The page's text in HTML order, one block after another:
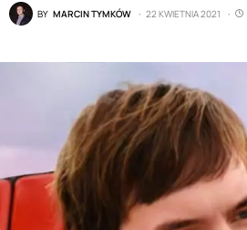
BY MARCIN TYMKÓW 22 KWIETNIA 2021